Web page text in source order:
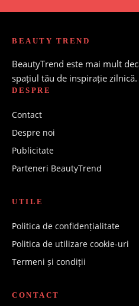
BEAUTY TREND
BeautyTrend este mai mult
spațiul tău de inspirație zilnică.
DESPRE
Contact
Despre noi
Publicitate
Parteneri BeautyTrend
UTILE
Politica de confidențialitate
Politica de utilizare cookie-uri
Termeni și condiții
CONTACT